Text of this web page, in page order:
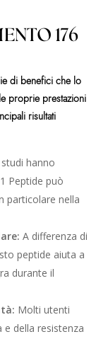
176
di benefici che lo
proprie prestazioni
risultati
studi hanno
Peptide può
particolare nella
A differenza di
peptide aiuta a
durante il
Molti utenti
e della resistenza